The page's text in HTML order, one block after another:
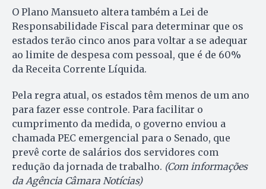
O Plano Mansueto altera também a Lei de
Responsabilidade Fiscal para determinar que os
estados terão cinco anos para voltar a se adequar
ao limite de despesa com pessoal, que é de 60%
da Receita Corrente Líquida.
Pela regra atual, os estados têm menos de um ano
para fazer esse controle. Para facilitar o
cumprimento da medida, o governo enviou a
chamada PEC emergencial para o Senado, que
prevê corte de salários dos servidores com
redução da jornada de trabalho. (Com informações
da Agência Câmara Notícias)